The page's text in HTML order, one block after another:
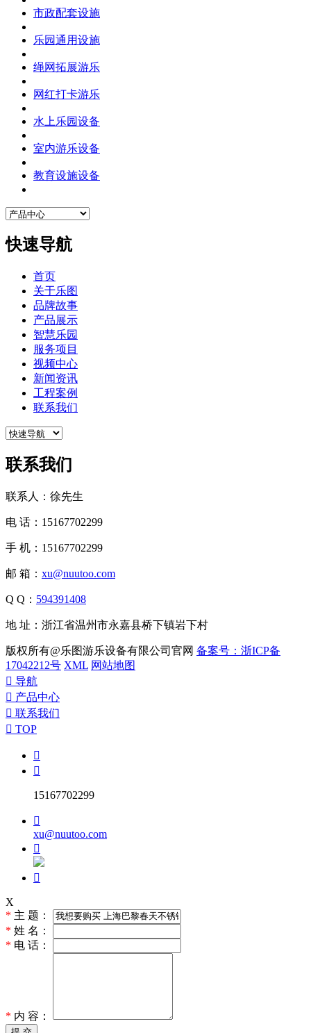
市政配套设施
乐园通用设施
绳网拓展游乐
网红打卡游乐
水上乐园设备
室内游乐设备
教育设施设备
快速导航
首页
关于乐图
品牌故事
产品展示
智慧乐园
服务项目
视频中心
新闻资讯
工程案例
联系我们
联系我们
联系人：徐先生
电 话：15167702299
手 机：15167702299
邮 箱： xu@nuutoo.com
Q Q： 594391408
地 址：浙江省温州市永嘉县桥下镇岩下村
版权所有@乐图游乐设备有限公司官网 备案号：浙ICP备
17042212号 XML 网站地图
 导航
 产品中心
 联系我们
 TOP


15167702299

xu@nuutoo.com


X
* 主 题：
* 姓 名：
* 电 话：
* 内 容：